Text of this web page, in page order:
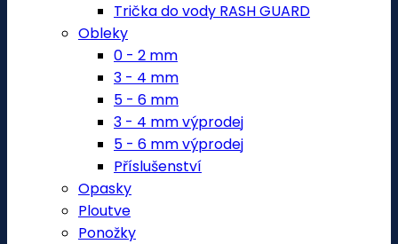
Trička do vody RASH GUARD
Obleky
0 - 2 mm
3 - 4 mm
5 - 6 mm
3 - 4 mm výprodej
5 - 6 mm výprodej
Příslušenství
Opasky
Ploutve
Ponožky